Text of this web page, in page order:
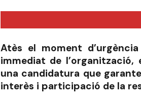
Atès el moment
immediat de
una candidatura que
interès i participació de la